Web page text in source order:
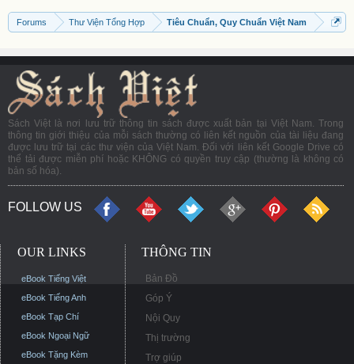
Forums Thư Viện Tổng Hợp Tiêu Chuẩn, Quy Chuẩn Việt Nam
Sách Việt là nơi lưu trữ thông tin sách được xuất bản tại Việt Nam. Trong
thông tin giới thiệu của mỗi sách thường có liên kết nguồn của tài liệu đang
được lưu trữ tại các thư viện của Việt Nam. Đối với liên kết Google Drive có
thể tải được miễn phí hoặc KHÔNG có quyền truy cập (thường là không có
bản số hóa).
FOLLOW US
OUR LINKS
eBook Tiếng Việt
eBook Tiếng Anh
eBook Tạp Chí
eBook Ngoại Ngữ
eBook Tặng Kèm
THÔNG TIN
Bản Đồ
Góp Ý
Nội Quy
Thị trường
Trợ giúp